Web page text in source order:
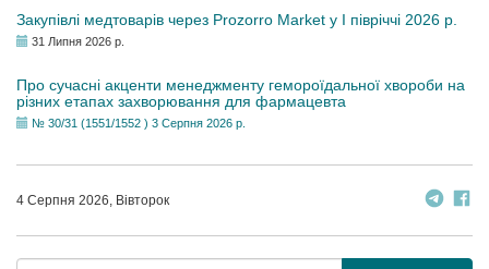
Закупівлі медтоварів через Prozorro Market у I півріччі 2026 р.
31 Липня 2026 р.
Про сучасні акценти менеджменту гемороїдальної хвороби на
різних етапах захворювання для фармацевта
№ 30/31 (1551/1552 ) 3 Серпня 2026 р.
4 Серпня 2026, Вівторок